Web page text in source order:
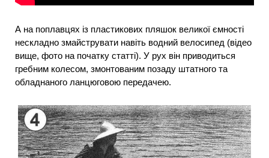
А на поплавцях із пластикових пляшок великої ємності
нескладно змайструвати навіть водний велосипед (відео
вище, фото на початку статті). У рух він приводиться
гребним колесом, змонтованим позаду штатного та
обладнаного ланцюговою передачею.